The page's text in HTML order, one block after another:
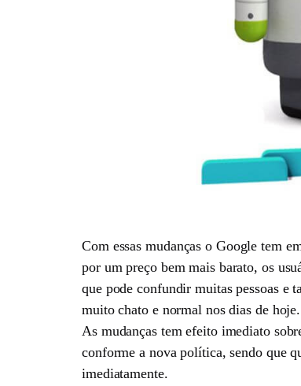
Com essas mudanças o Google tem
por um preço bem mais barato, os
que pode confundir muitas pessoas e
muito chato e normal nos dias de hoje.
As mudanças tem efeito imediato
conforme a nova política, sendo que
imediatamente.